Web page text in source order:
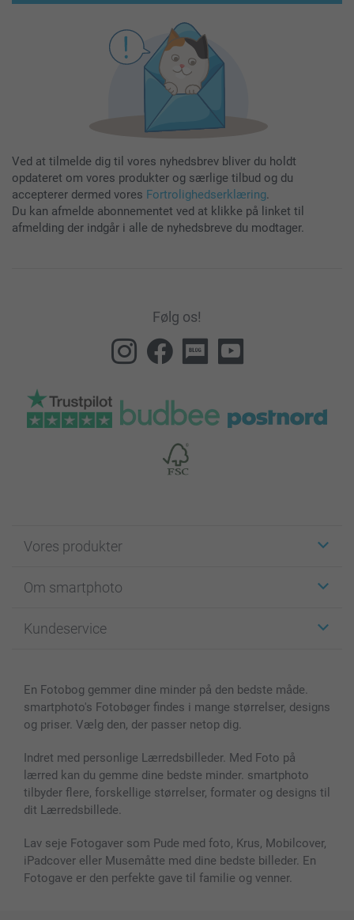
Ved at tilmelde dig til vores nyhedsbrev bliver du holdt
opdateret om vores produkter og særlige tilbud og du
accepterer dermed vores Fortrolighedserklæring.
Du kan afmelde abonnementet ved at klikke på linket til
afmelding der indgår i alle de nyhedsbreve du modtager.
Følg os!
Vores produkter
Fotokort
Fotobøger
Cover til mobil & tablet
MyNameBook
Fotorammer & Tilbehør
Alle fotoprodukter
Om smartphoto
For affiliate
Sitemap
Betingelser og garantier
Kundeservice
smartbonus
Priser & betaling
En Fotobog gemmer dine minder på den bedste måde.
smartphoto's Fotobøger findes i mange størrelser, designs
og priser. Vælg den, der passer netop dig.
Indret med personlige Lærredsbilleder. Med Foto på
lærred kan du gemme dine bedste minder. smartphoto
tilbyder flere, forskellige størrelser, formater og designs til
dit Lærredsbillede.
Lav seje Fotogaver som Pude med foto, Krus, Mobilcover,
iPadcover eller Musemåtte med dine bedste billeder. En
Fotogave er den perfekte gave til familie og venner.